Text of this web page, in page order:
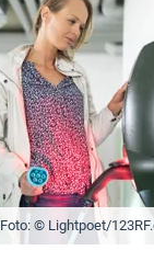
Foto: © Lightpoet/